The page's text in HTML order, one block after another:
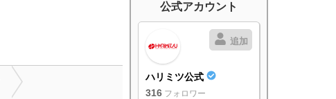
公式アカウント
追加
ハリミツ公式
316 フォロワー